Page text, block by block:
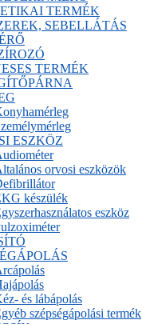
TERMÉK
SEBELLÁTÁS
TERMÉK
ESZKÖZ
orvosi eszközök
készülék
eszköz
és lábápolás
szépségápolási termék